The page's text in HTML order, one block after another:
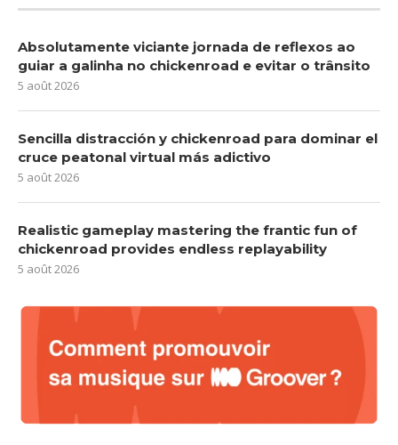
Absolutamente viciante jornada de reflexos ao
guiar a galinha no chickenroad e evitar o trânsito
5 août 2026
Sencilla distracción y chickenroad para dominar el
cruce peatonal virtual más adictivo
5 août 2026
Realistic gameplay mastering the frantic fun of
chickenroad provides endless replayability
5 août 2026